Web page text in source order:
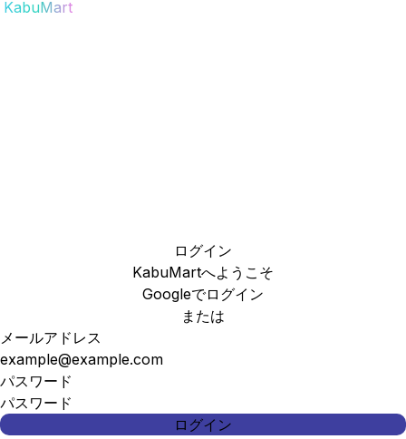
KabuMart
ログイン
KabuMartへようこそ
Googleでログイン
または
メールアドレス
パスワード
ログイン